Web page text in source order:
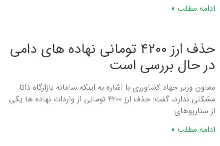
ادامه مطلب »
حذف ارز ۴۲۰۰ تومانی نهاده های دامی
در حال بررسی است
معاون وزیر جهاد کشاورزی با اشاره به اینکه سامانه بازارگاه ذاتا
مشکلی ندارد، گفت: حذف ارز ۴۲۰۰ تومانی از واردات نهاده ها یکی
از سناریوهای
ادامه مطلب »